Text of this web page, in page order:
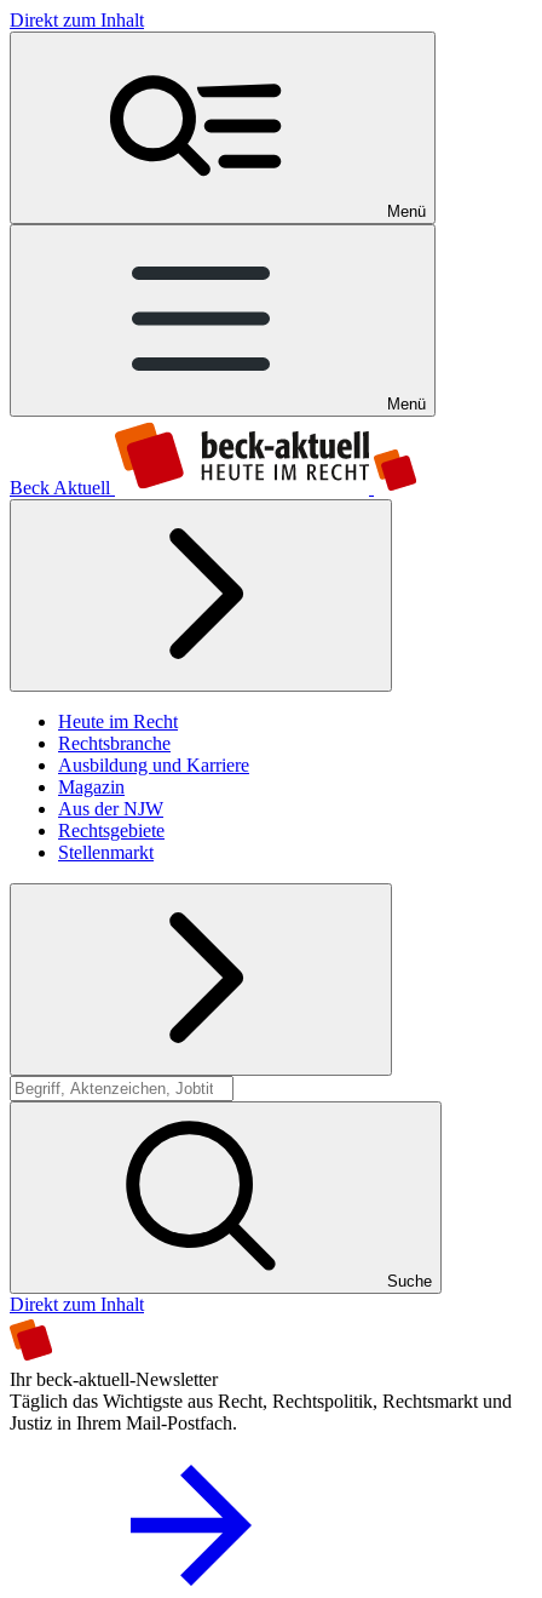
Direkt zum Inhalt
Menü
Menü
Beck Aktuell
Heute im Recht
Rechtsbranche
Ausbildung und Karriere
Magazin
Aus der NJW
Rechtsgebiete
Stellenmarkt
Suche
Suche
Direkt zum Inhalt
Ihr beck-aktuell-Newsletter
Täglich das Wichtigste aus Recht, Rechtspolitik, Rechtsmarkt und
Justiz in Ihrem Mail-Postfach.